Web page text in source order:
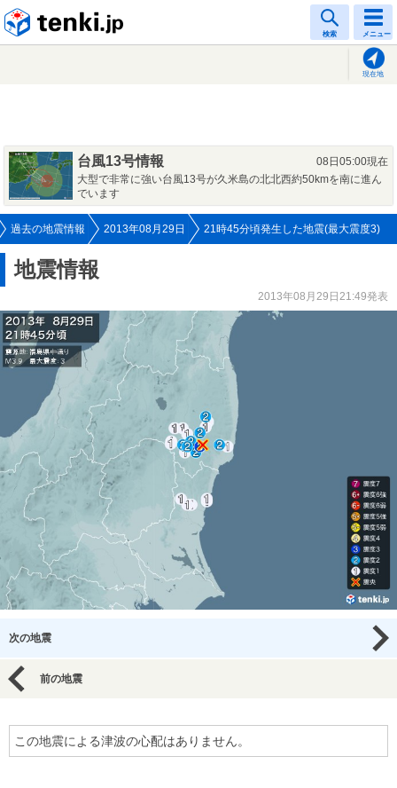
検索 メニュー
現在地
台風13号情報
08日05:00現在
大型で非常に強い台風13号が久米島の北北西約50kmを南に進ん
でいます
過去の地震情報 2013年08月29日 21時45分頃発生した地震(最大震度3)
地震情報
2013年08月29日21:49発表
次の地震
前の地震
この地震による津波の心配はありません。